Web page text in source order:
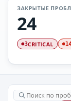
ЗАКРЫТЫЕ
24
3CRITICAL